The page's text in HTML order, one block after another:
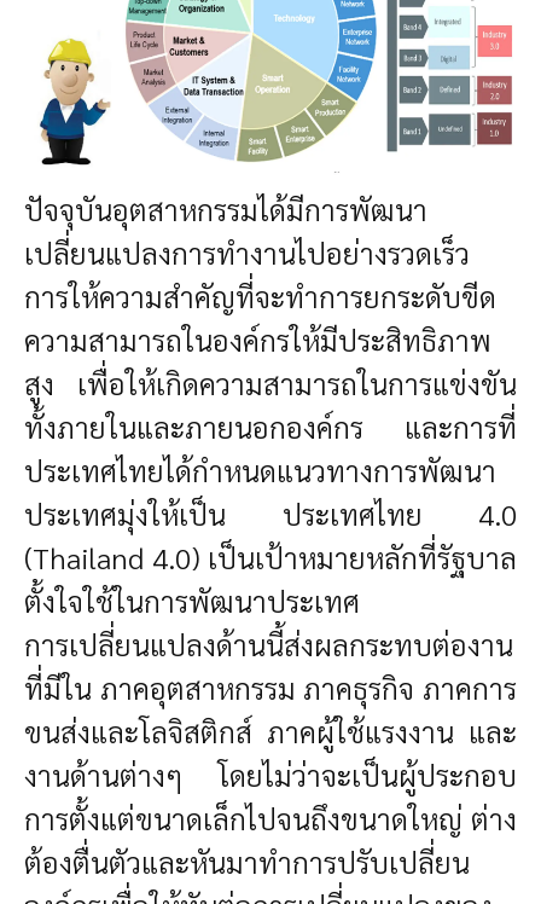
ปัจจุบันอุตสาหกรรมได้มีการพัฒนา
เปลี่ยนแปลงการทำงานไปอย่างรวดเร็ว
การให้ความสำคัญที่จะทำการยกระดับขีด
ความสามารถในองค์กรให้มีประสิทธิภาพ
สูง เพื่อให้เกิดความสามารถในการแข่งขัน
ทั้งภายในและภายนอกองค์กร และการที่
ประเทศไทยได้กำหนดแนวทางการพัฒนา
ประเทศมุ่งให้เป็น ประเทศไทย 4.0
(Thailand 4.0) เป็นเป้าหมายหลักที่รัฐบาล
ตั้งใจใช้ในการพัฒนาประเทศ
การเปลี่ยนแปลงด้านนี้ส่งผลกระทบต่องาน
ที่มีใน ภาคอุตสาหกรรม ภาคธุรกิจ ภาคการ
ขนส่งและโลจิสติกส์ ภาคผู้ใช้แรงงาน และ
งานด้านต่างๆ โดยไม่ว่าจะเป็นผู้ประกอบ
การตั้งแต่ขนาดเล็กไปจนถึงขนาดใหญ่ ต่าง
ต้องตื่นตัวและหันมาทำการปรับเปลี่ยน